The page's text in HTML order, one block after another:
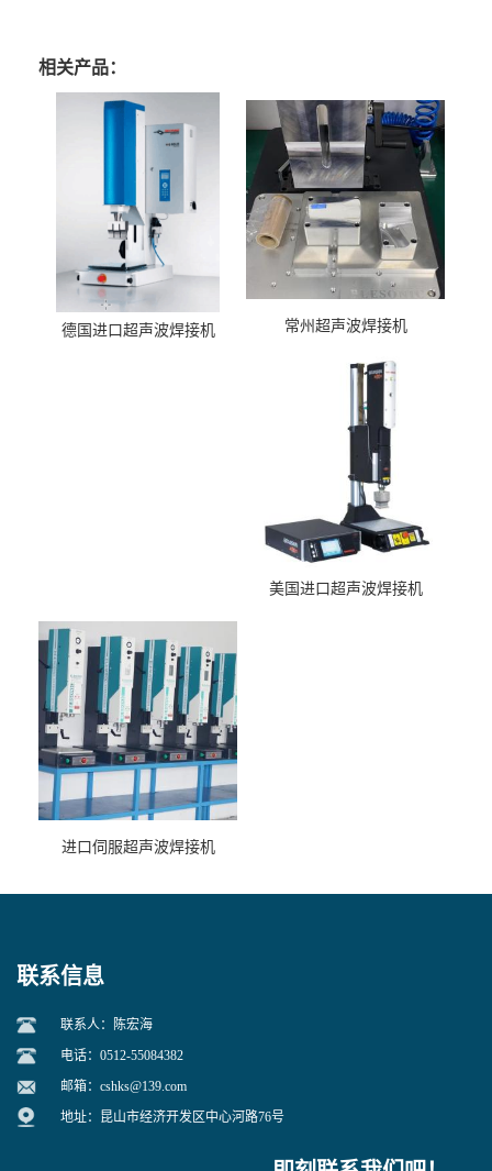
相关产品：
德国进口超声波焊接机 常州超声波焊接机
美国进口超声波焊接机
进口伺服超声波焊接机
联系信息
联系人：陈宏海
电话：0512-55084382
邮箱： cshks@139.com
地址：昆山市经济开发区中心河路76号